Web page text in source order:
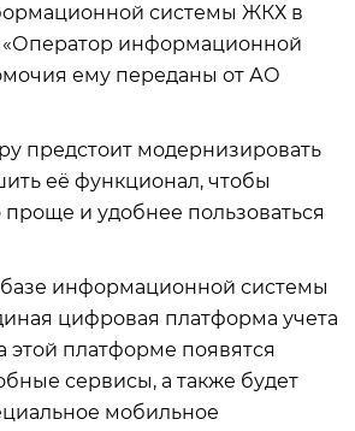
системы ЖКХ в
«Оператор информационной
ему переданы от АО
предстоит модернизировать
её функционал, чтобы
и удобнее пользоваться
базе информационной системы
цифровая платформа учета
платформе появятся
сервисы, а также будет
мобильное